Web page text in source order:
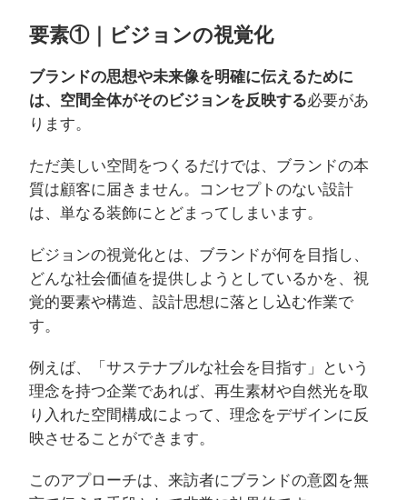
要素①｜ビジョンの視覚化
ブランドの思想や未来像を明確に伝えるために
は、空間全体がそのビジョンを反映する必要があ
ります。
ただ美しい空間をつくるだけでは、ブランドの本
質は顧客に届きません。コンセプトのない設計
は、単なる装飾にとどまってしまいます。
ビジョンの視覚化とは、ブランドが何を目指し、
どんな社会価値を提供しようとしているかを、視
覚的要素や構造、設計思想に落とし込む作業で
す。
例えば、「サステナブルな社会を目指す」という
理念を持つ企業であれば、再生素材や自然光を取
り入れた空間構成によって、理念をデザインに反
映させることができます。
このアプローチは、来訪者にブランドの意図を無